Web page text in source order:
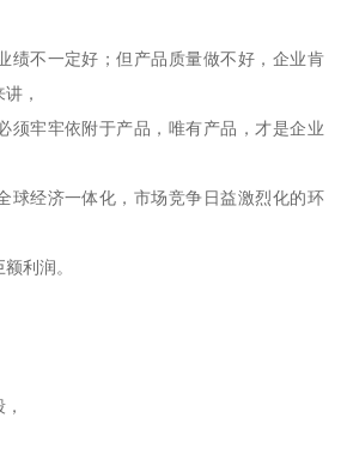
不一定好；但产品质量做不好，企业肯
，
牢牢依附于产品，唯有产品，才是企业
经济一体化，市场竞争日益激烈化的环
利润。